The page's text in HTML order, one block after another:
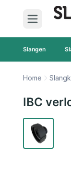
Ga naar de inhoud
Slangen
Home
IBC